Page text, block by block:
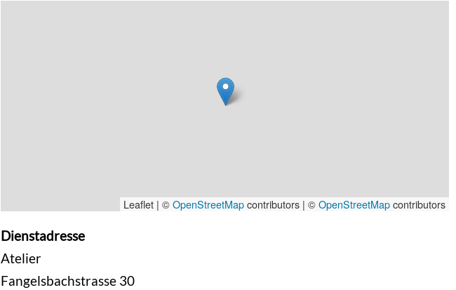
Leaflet | ©OpenStreetMapcontributors | ©OpenStreetMapcontributors
Dienstadresse
Atelier
Fangelsbachstrasse 30